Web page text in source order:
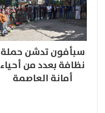
سبأفون تدشن حملة
نظافة بعدد من أحياء
أمانة العاصمة